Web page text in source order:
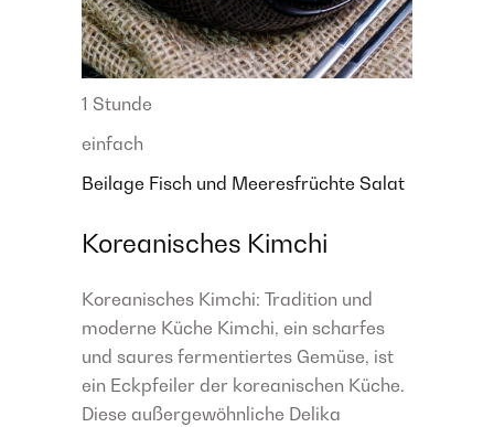
1 Stunde
einfach
Beilage Fisch und Meeresfrüchte Salat
Koreanisches Kimchi
Koreanisches Kimchi: Tradition und
moderne Küche Kimchi, ein scharfes
und saures fermentiertes Gemüse, ist
ein Eckpfeiler der koreanischen Küche.
Diese außergewöhnliche Delika